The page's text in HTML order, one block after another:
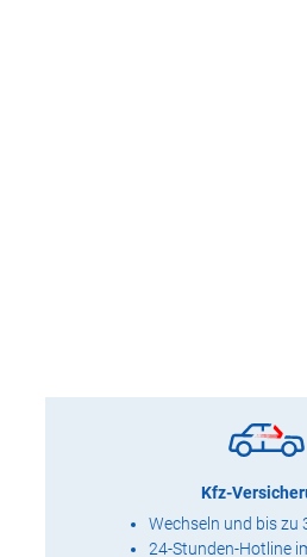
Kfz-
Wechseln und bis zu
24-Stunden-Hotline